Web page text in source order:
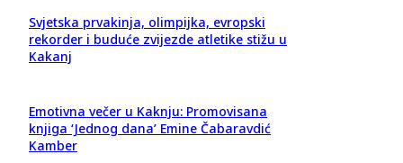
Svjetska prvakinja, olimpijka, evropski
rekorder i buduće zvijezde atletike stižu u
Kakanj
Emotivna večer u Kaknju: Promovisana
knjiga ‘Jednog dana’ Emine Čabaravdić
Kamber